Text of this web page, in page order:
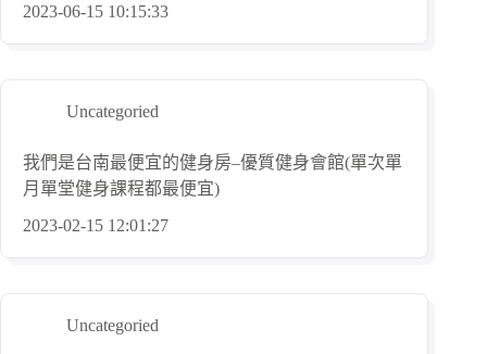
2023-06-15 10:15:33
Uncategoried
我們是台南最便宜的健身房–優質健身會館(單次單
月單堂健身課程都最便宜)
2023-02-15 12:01:27
Uncategoried